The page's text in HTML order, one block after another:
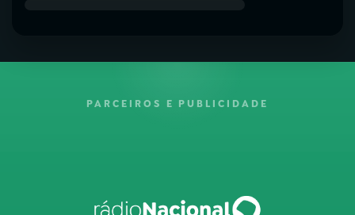
PARCEIROS E PUBLICIDADE